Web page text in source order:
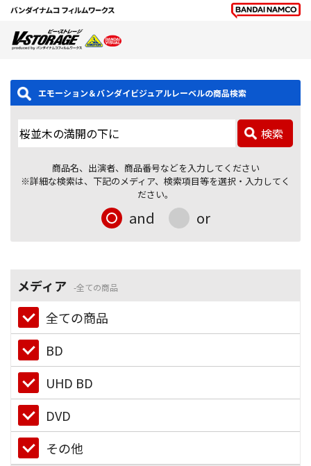
エモーション＆バンダイビジュアルレーベルの商品検索
検索
商品名、出演者、商品番号などを入力してください
※詳細な検索は、下記のメディア、検索項目等を選択・入力してく
ださい。
and or
メディア 全ての商品
全ての商品
BD
UHD BD
DVD
その他